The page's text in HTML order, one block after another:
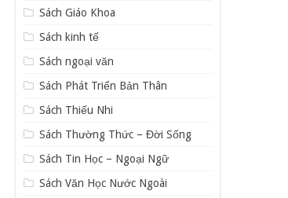
Sách Giáo Khoa
Sách kinh tế
Sách ngoại văn
Sách Phát Triển Bản Thân
Sách Thiếu Nhi
Sách Thường Thức – Đời Sống
Sách Tin Học – Ngoại Ngữ
Sách Văn Học Nước Ngoài